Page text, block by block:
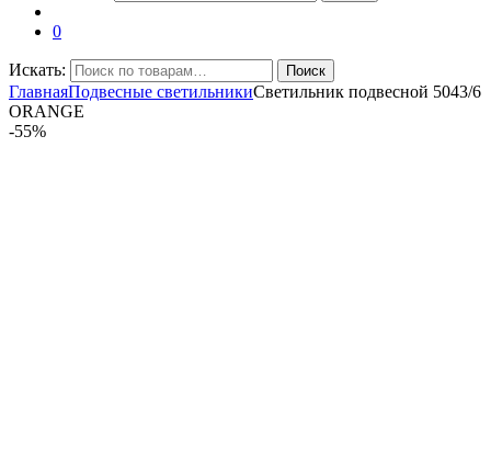
0
Искать: Поиск
ГлавнаяПодвесные светильникиСветильник подвесной 5043/6
ORANGE
-55%